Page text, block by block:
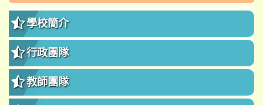
學校簡介
行政團隊
教師團隊